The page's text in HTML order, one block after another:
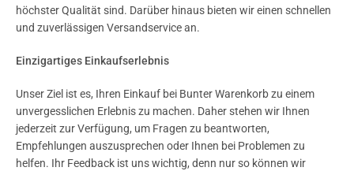
höchster Qualität sind. Darüber hinaus bieten wir einen schnellen
und zuverlässigen Versandservice an.
Einzigartiges Einkaufserlebnis
Unser Ziel ist es, Ihren Einkauf bei Bunter Warenkorb zu einem
unvergesslichen Erlebnis zu machen. Daher stehen wir Ihnen
jederzeit zur Verfügung, um Fragen zu beantworten,
Empfehlungen auszusprechen oder Ihnen bei Problemen zu
helfen. Ihr Feedback ist uns wichtig, denn nur so können wir